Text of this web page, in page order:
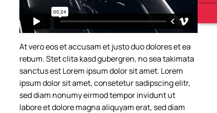
At vero eos et accusam et justo duo dolores et ea
rebum. Stet clita kasd gubergren, no sea takimata
sanctus est Lorem ipsum dolor sit amet. Lorem
ipsum dolor sit amet, consetetur sadipscing elitr,
sed diam nonumy eirmod tempor invidunt ut
labore et dolore magna aliquyam erat, sed diam